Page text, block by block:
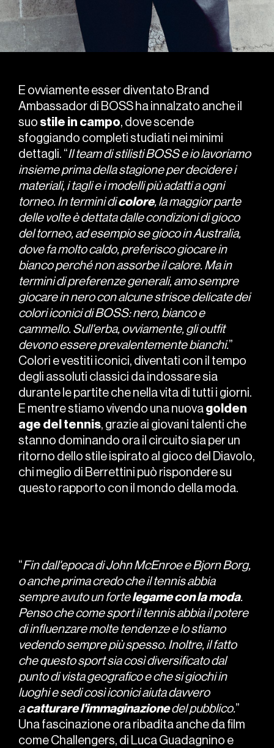
E ovviamente esser diventato Brand
Ambassador di BOSS ha innalzato anche il
suo stile in campo, dove scende
sfoggiando completi studiati nei minimi
dettagli. “Il team di stilisti BOSS e io lavoriamo
insieme prima della stagione per decidere i
materiali, i tagli e i modelli più adatti a ogni
torneo. In termini dicolore, la maggior parte
delle volte è dettata dalle condizioni di gioco
del torneo, ad esempio se gioco in Australia,
dove fa molto caldo, preferisco giocare in
bianco perché non assorbe il calore. Ma in
termini di preferenze generali, amo sempre
giocare in nero con alcune strisce delicate dei
colori iconici di BOSS: nero, bianco e
cammello. Sull'erba, ovviamente, gli outfit
devono essere prevalentemente bianchi.”
Colori e vestiti iconici, diventati con il tempo
degli assoluti classici da indossare sia
durante le partite che nella vita di tutti i giorni.
E mentre stiamo vivendo una nuova golden
age del tennis, grazie ai giovani talenti che
stanno dominando ora il circuito sia per un
ritorno dello stile ispirato al gioco del Diavolo,
chi meglio di Berrettini può rispondere su
questo rapporto con il mondo della moda.
“Fin dall'epoca di John McEnroe e Bjorn Borg,
o anche prima credo che il tennis abbia
sempre avuto un fortelegameconlamoda.
Penso che come sport il tennis abbia il potere
di influenzare molte tendenze e lo stiamo
vedendo sempre più spesso. Inoltre, il fatto
che questo sport sia così diversificato dal
punto di vista geografico e che si giochi in
luoghi e sedi così iconici aiuta davvero
acatturarel'immaginazionedel pubblico.”
Una fascinazione ora ribadita anche da film
come Challengers, di Luca Guadagnino e